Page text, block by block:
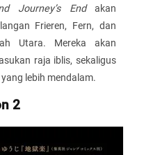
Journey’s Endakan
Frieren, Fern, dan
Utara. Mereka akan
raja iblis, sekaligus
lebih mendalam.
2